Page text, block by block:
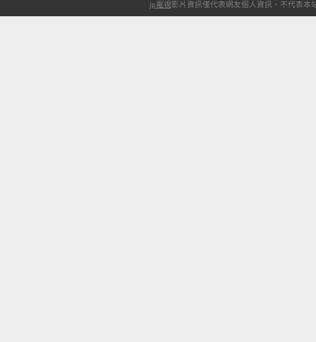
ip電視影片資訊僅代表網友個人資訊，不代表本